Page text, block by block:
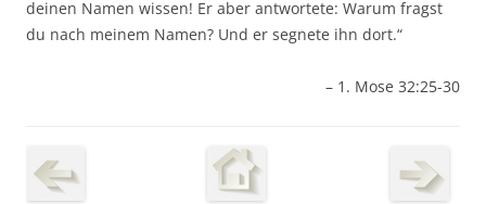
deinen Namen wissen! Er aber antwortete: Warum fragst
du nach meinem Namen? Und er segnete ihn dort.“
– 1. Mose 32:25-30